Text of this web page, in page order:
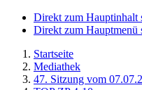
Direkt zum Hauptinhalt
Direkt zum Hauptmenü
Startseite
Mediathek
47. Sitzung vom